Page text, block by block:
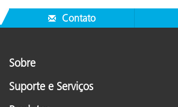
Contato
Sobre
Suporte e Serviços